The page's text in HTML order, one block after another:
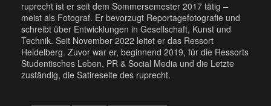
ruprecht ist er seit dem Sommersemester 2017 tätig –
meist als Fotograf. Er bevorzugt Reportagefotografie und
schreibt über Entwicklungen in Gesellschaft, Kunst und
Technik. Seit November 2022 leitet er das Ressort
Heidelberg. Zuvor war er, beginnend 2019, für die Ressorts
Studentisches Leben, PR & Social Media und die Letzte
zuständig, die Satireseite des ruprecht.